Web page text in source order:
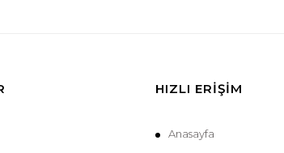
HIZLI ERIŞIM
Anasayfa